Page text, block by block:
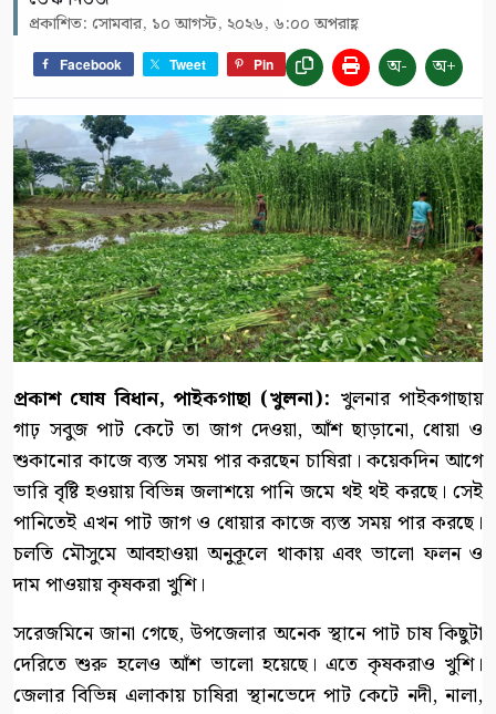
প্রকাশিত: সোমবার, ১০ আগস্ট, ২০২৬, ৬:০০ অপরাহ্ণ
Facebook Tweet Pin অ- অ+
প্রকাশ ঘোষ বিধান, পাইকগাছা (খুলনা): খুলনার পাইকগাছায়
গাঢ় সবুজ পাট কেটে তা জাগ দেওয়া, আঁশ ছাড়ানো, ধোয়া ও
শুকানোর কাজে ব্যস্ত সময় পার করছেন চাষিরা। কয়েকদিন আগে
ভারি বৃষ্টি হওয়ায় বিভিন্ন জলাশয়ে পানি জমে থই থই করছে। সেই
পানিতেই এখন পাট জাগ ও ধোয়ার কাজে ব্যস্ত সময় পার করছে।
চলতি মৌসুমে আবহাওয়া অনুকূলে থাকায় এবং ভালো ফলন ও
দাম পাওয়ায় কৃষকরা খুশি।
সরেজমিনে জানা গেছে, উপজেলার অনেক স্থানে পাট চাষ কিছুটা
দেরিতে শুরু হলেও আঁশ ভালো হয়েছে। এতে কৃষকরাও খুশি।
জেলার বিভিন্ন এলাকায় চাষিরা স্থানভেদে পাট কেটে নদী, নালা,